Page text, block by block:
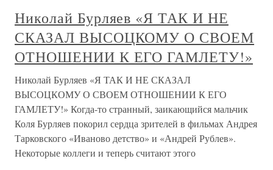
Николай Бурляев «Я ТАК И НЕ
СКАЗАЛ ВЫСОЦКОМУ О СВОЕМ
ОТНОШЕНИИ К ЕГО ГАМЛЕТУ!»
Николай Бурляев «Я ТАК И НЕ СКАЗАЛ
ВЫСОЦКОМУ О СВОЕМ ОТНОШЕНИИ К ЕГО
ГАМЛЕТУ!» Когда-то странный, заикающийся мальчик
Коля Бурляев покорил сердца зрителей в фильмах Андрея
Тарковского «Иваново детство» и «Андрей Рублев».
Некоторые коллеги и теперь считают этого